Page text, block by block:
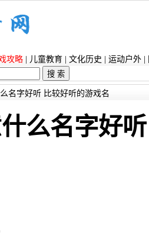
攻略 儿童教育 文化历史 运动户外
名字好听 比较好听的游戏名
么名字好